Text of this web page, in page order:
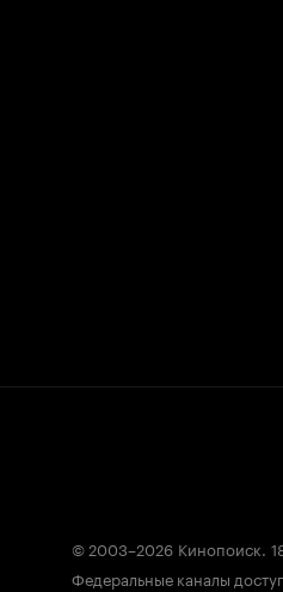
© 2003–2026 Кинопоиск.
Федеральные каналы